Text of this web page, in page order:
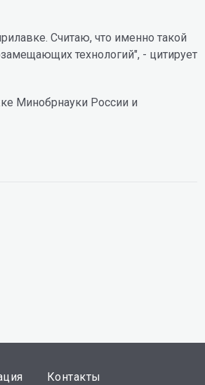
Считаю, что именно такой
технологий", - цитирует
Минобрнауки России и
Контакты